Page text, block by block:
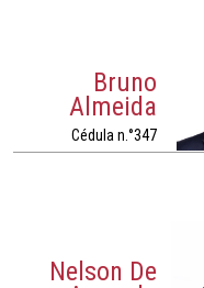
Bruno
Almeida
Cédula n.°347
Nelson De